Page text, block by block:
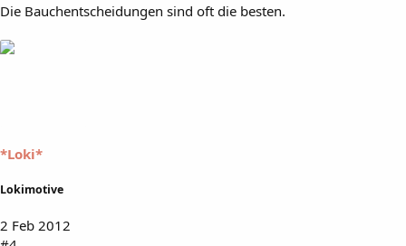
Die Bauchentscheidungen sind oft die besten.
*Loki*
Lokimotive
2 Feb 2012